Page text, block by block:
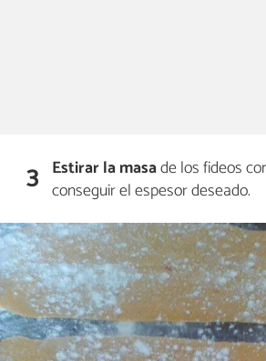
3 Estirar la masade los fideos
conseguir el espesor deseado.